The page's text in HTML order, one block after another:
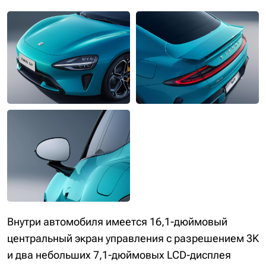
Внутри автомобиля имеется 16,1-дюймовый
центральный экран управления с разрешением 3K
и два небольших 7,1-дюймовых LCD-дисплея